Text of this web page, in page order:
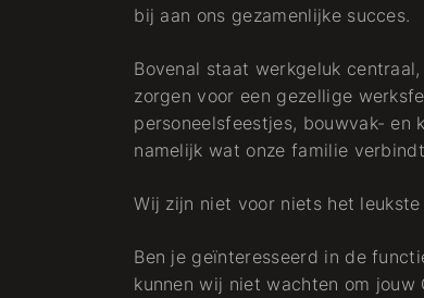
bij aan ons gezamenlijke succes.
Bovenal staat werkgeluk
zorgen voor een gezellige
personeelsfeestjes, bouwvak-
namelijk wat onze familie
Wij zijn niet voor niets het
Ben je geïnteresseerd in de
kunnen wij niet wachten om